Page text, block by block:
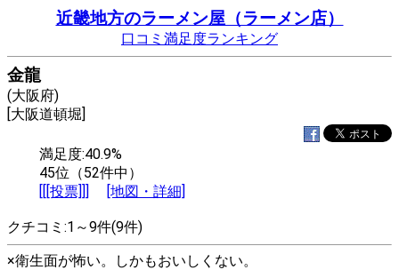
近畿地方のラーメン屋（ラーメン店）
口コミ満足度ランキング
金龍
(大阪府)
[大阪道頓堀]
満足度:40.9%
45位（52件中）
[[[投票]]]
[地図・詳細]
クチコミ:1～9件(9件)
×衛生面が怖い。しかもおいしくない。